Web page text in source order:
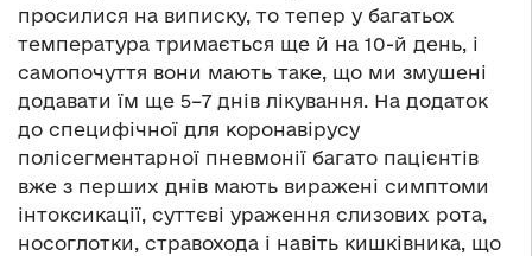
просилися на виписку, то тепер у багатьох
температура тримається ще й на 10-й день, і
самопочуття вони мають таке, що ми змушені
додавати їм ще 5–7 днів лікування. На додаток
до специфічної для коронавірусу
полісегментарної пневмонії багато пацієнтів
вже з перших днів мають виражені симптоми
інтоксикації, суттєві ураження слизових рота,
носоглотки, стравохода і навіть кишківника, що